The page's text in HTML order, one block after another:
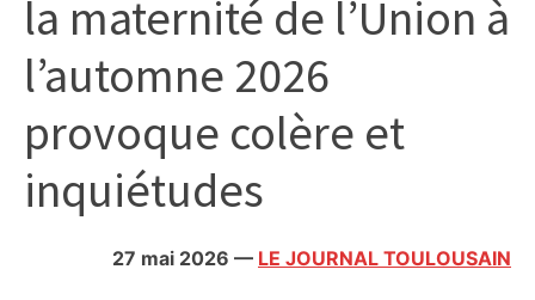
et
citoyennes
la maternité de l’Union à
l’automne 2026
provoque colère et
inquiétudes
27 mai 2026 — LE JOURNAL TOULOUSAIN